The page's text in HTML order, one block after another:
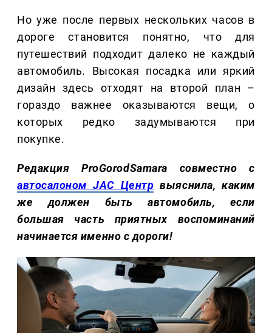
Но уже после первых нескольких часов в
дороге становится понятно, что для
путешествий подходит далеко не каждый
автомобиль. Высокая посадка или яркий
дизайн здесь отходят на второй план –
гораздо важнее оказываются вещи, о
которых редко задумываются при
покупке.
Редакция ProGorodSamara совместно с
автосалоном JAC Центр выяснила, каким
же должен быть автомобиль, если
большая часть приятных воспоминаний
начинается именно с дороги!